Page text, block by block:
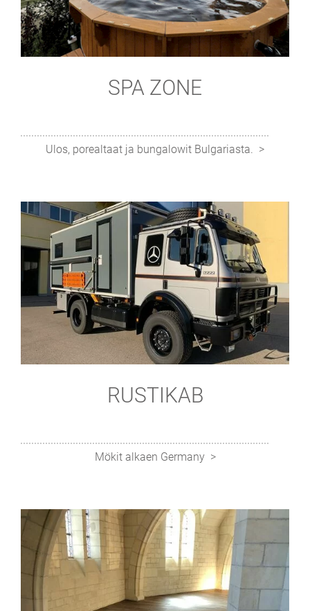
SPA ZONE
Ulos, porealtaat ja bungalowit Bulgariasta.
RUSTIKAB
Mökit alkaen Germany